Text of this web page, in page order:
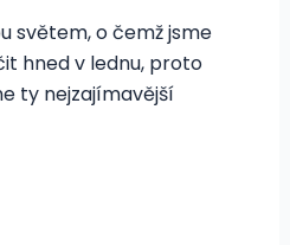
světem, o čemž jsme
hned v lednu, proto
ty nejzajímavější